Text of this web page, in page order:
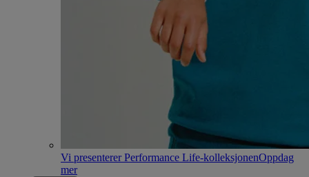
Vi presenterer Performance Life-kolleksjonenOppdag
mer